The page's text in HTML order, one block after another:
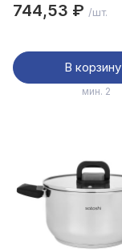
744,53 ₽ /шт.
В корзину
мин. 2